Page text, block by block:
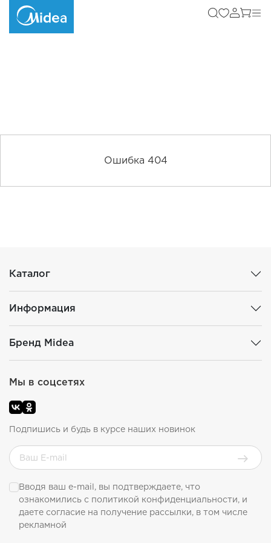
Ошибка 404
Каталог
Информация
Бренд Midea
Мы в соцсетях
Подпишись и будь в курсе наших новинок
Вводя ваш e-mail, вы подтверждаете, что
ознакомились с политикой конфиденциальности, и
даете согласие на получение рассылки, в том числе
рекламной